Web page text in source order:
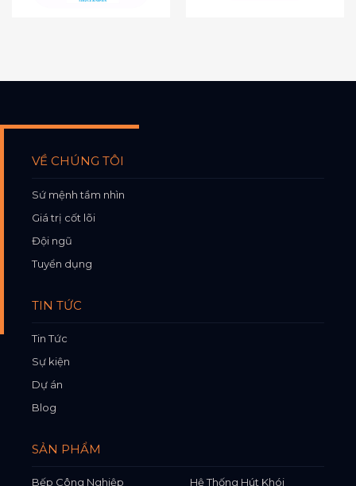
VỀ CHÚNG TÔI
Sứ mệnh tầm nhìn
Giá trị cốt lõi
Đội ngũ
Tuyển dụng
TIN TỨC
Tin Tức
Sự kiện
Dự án
Blog
SẢN PHẨM
Bếp Công Nghiệp
Hệ Thống Hút Khói